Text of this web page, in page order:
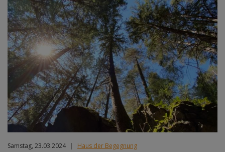
Samstag, 23.03.2024 | Haus der Begegnung